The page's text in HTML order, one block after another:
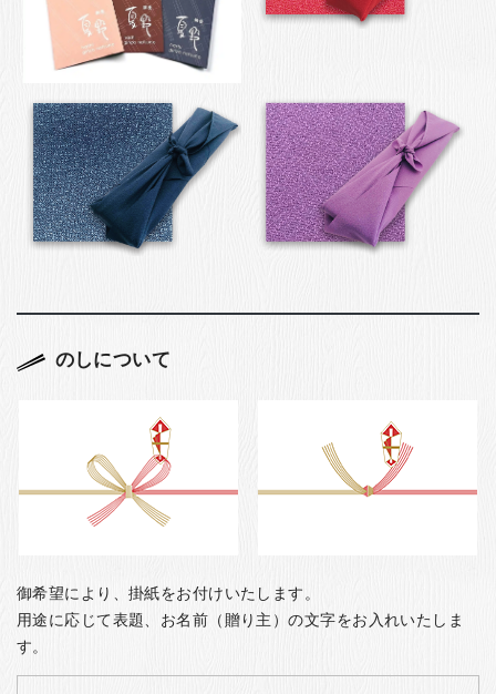
のしについて
御希望により、掛紙をお付けいたします。
用途に応じて表題、お名前（贈り主）の文字をお入れいたしま
す。